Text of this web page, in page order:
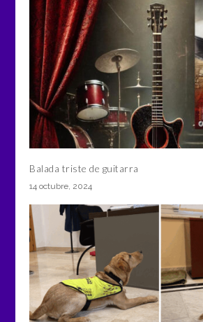
Balada triste de guitarra
14 octubre, 2024